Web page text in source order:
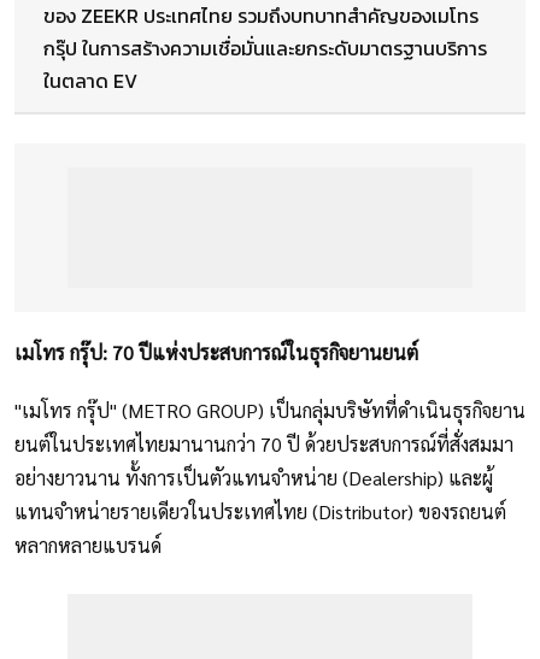
ของ ZEEKR ประเทศไทย รวมถึงบทบาทสำคัญของเมโทร
กรุ๊ป ในการสร้างความเชื่อมั่นและยกระดับมาตรฐานบริการ
ในตลาด EV
เมโทร กรุ๊ป: 70 ปีแห่งประสบการณ์ในธุรกิจยานยนต์
"เมโทร กรุ๊ป" (METRO GROUP) เป็นกลุ่มบริษัทที่ดำเนินธุรกิจยาน
ยนต์ในประเทศไทยมานานกว่า 70 ปี ด้วยประสบการณ์ที่สั่งสมมา
อย่างยาวนาน ทั้งการเป็นตัวแทนจำหน่าย (Dealership) และผู้
แทนจำหน่ายรายเดียวในประเทศไทย (Distributor) ของรถยนต์
หลากหลายแบรนด์